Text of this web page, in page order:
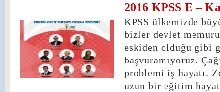
2016 KPSS E –
KPSS ülkemizde
bizler devlet
eskiden olduğu gibi
başvuramıyoruz.
problemi iş hayatı.
uzun bir eğitim